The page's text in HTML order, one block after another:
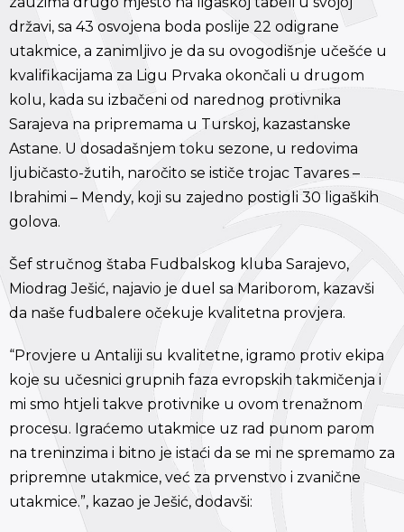
državi, sa 43 osvojena boda poslije 22 odigrane
utakmice, a zanimljivo je da su ovogodišnje učešće u
kvalifikacijama za Ligu Prvaka okončali u drugom
kolu, kada su izbačeni od narednog protivnika
Sarajeva na pripremama u Turskoj, kazastanske
Astane. U dosadašnjem toku sezone, u redovima
ljubičasto-žutih, naročito se ističe trojac Tavares –
Ibrahimi – Mendy, koji su zajedno postigli 30 ligaških
golova.
Šef stručnog štaba Fudbalskog kluba Sarajevo,
Miodrag Ješić, najavio je duel sa Mariborom, kazavši
da naše fudbalere očekuje kvalitetna provjera.
“Provjere u Antaliji su kvalitetne, igramo protiv ekipa
koje su učesnici grupnih faza evropskih takmičenja i
mi smo htjeli takve protivnike u ovom trenažnom
procesu. Igraćemo utakmice uz rad punom parom
na treninzima i bitno je istaći da se mi ne spremamo za
pripremne utakmice, već za prvenstvo i zvanične
utakmice.”, kazao je Ješić, dodavši: